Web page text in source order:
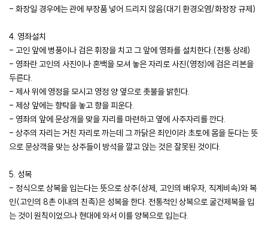
- 화장일 경우에는 관에 부장품 넣어 드리지 않음(대기 환경오염/화장장 규제)
4. 영좌설치
- 고인 앞에 병풍이나 검은 휘장을 치고 그 앞에 영좌를 설치한다.(전통 상례)
- 영좌란 고인의 사진이나 혼백을 모셔 놓은 자리로 사진(영정)에 검은 리본을
두른다.
- 제사 위에 영정을 모시고 영정 양 옆으로 촛불을 밝힌다.
- 제상 앞에는 향탁을 놓고 향을 피운다.
- 영좌의 앞에 문상개을 맞을 자리를 마련하고 옆에 사주자리를 깐다.
- 상주의 자리는 거친 자리로 까는데 그 까닭은 죄인이라 초토에 몸을 둔다는 뜻
으로 문상객을 맞는 상주들이 방석을 깔고 앉는 것은 잘못된 것이다.
5. 성복
- 정식으로 상복을 입는다는 뜻으로 상주(상제, 고인의 배우자, 직계비속)와 복
인(고인의 8촌 이내의 친족)은 성복을 한다. 전통적인 상복으로 굴건제복을 입
는 것이 원칙이었으나 현대에 와서 이를 양복으로 입는다.